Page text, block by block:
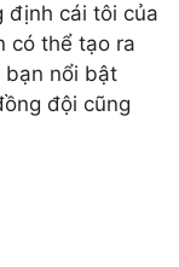
định cái tôi của
có thể tạo ra
bạn nổi bật
đội cũng